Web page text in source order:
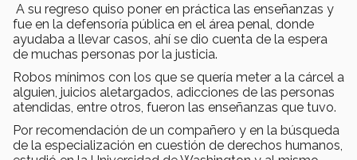
A su regreso quiso poner en práctica las enseñanzas y
fue en la defensoría pública en el área penal, donde
ayudaba a llevar casos, ahí se dio cuenta de la espera
de muchas personas por la justicia.
Robos mínimos con los que se quería meter a la cárcel a
alguien, juicios aletargados, adicciones de las personas
atendidas, entre otros, fueron las enseñanzas que tuvo.
Por recomendación de un compañero y en la búsqueda
de la especialización en cuestión de derechos humanos,